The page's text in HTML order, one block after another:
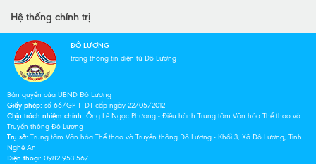
Hệ thống chính trị
ĐÔ LƯƠNG
trang thông tin điện tử Đô Lương
Bản quyền của UBND Đô Lương
Giấy phép: số 66/GP-TTDT cấp ngày 22/05/2012
Chịu trách nhiệm chính: Ông Lê Ngọc Phương - Điều hành Trung tâm Văn hóa Thể thao và
Truyền thông Đô Lương
Trụ sở: Trung tâm Văn hóa Thể thao và Truyền thông Đô Lương - Khối 3, Xã Đô Lương, Tỉnh
Nghệ An
Điện thoại: 0982.953.567